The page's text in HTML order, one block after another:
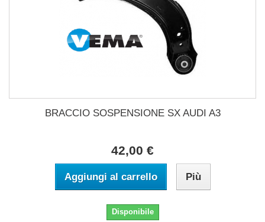
BRACCIO SOSPENSIONE SX AUDI A3
42,00 €
Aggiungi al carrello Più
Disponibile